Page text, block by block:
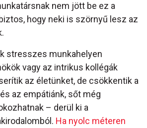
nem jött be ez a
hogy neki is szörnyű lesz az
stresszes munkahelyen
vagy az intrikus kollégák
az életünket, de csökkentik a
az empátiánk, sőt még
– derül ki a
Ha nyolc méteren